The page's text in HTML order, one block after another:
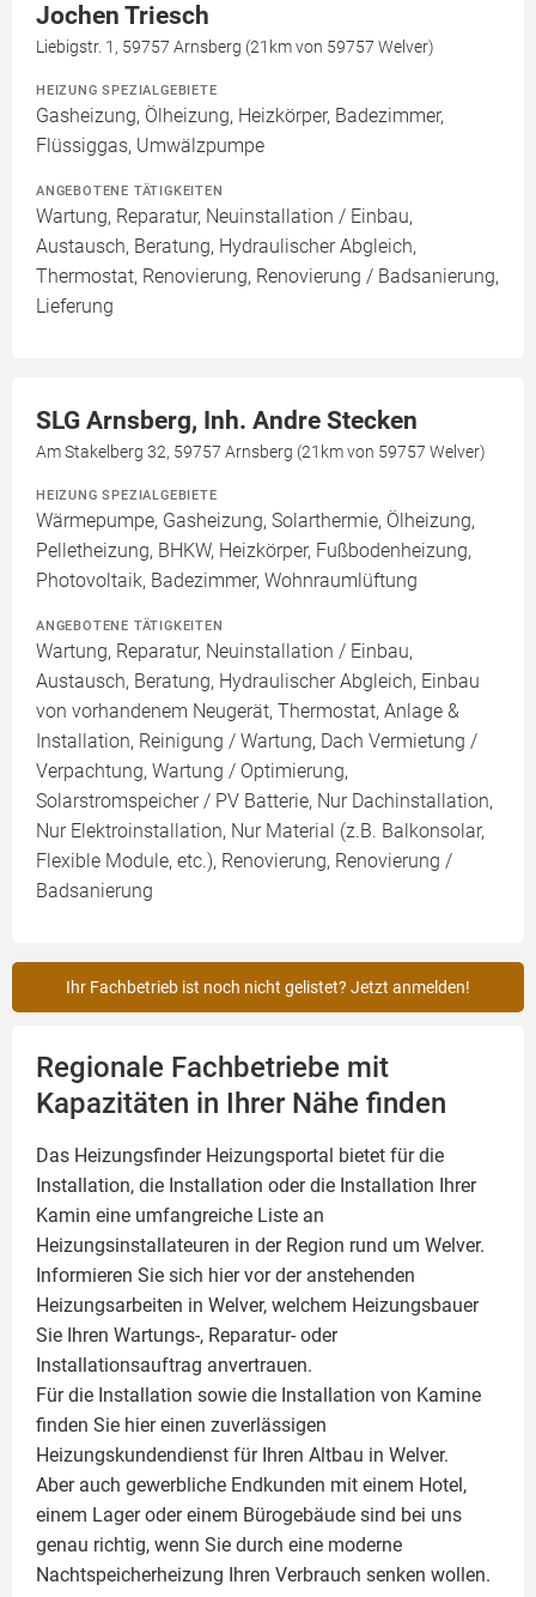
Jochen Triesch
Liebigstr. 1, 59757 Arnsberg (21km von 59757 Welver)
HEIZUNG SPEZIALGEBIETE
Gasheizung, Ölheizung, Heizkörper, Badezimmer,
Flüssiggas, Umwälzpumpe
ANGEBOTENE TÄTIGKEITEN
Wartung, Reparatur, Neuinstallation / Einbau,
Austausch, Beratung, Hydraulischer Abgleich,
Thermostat, Renovierung, Renovierung / Badsanierung,
Lieferung
SLG Arnsberg, Inh. Andre Stecken
Am Stakelberg 32, 59757 Arnsberg (21km von 59757 Welver)
HEIZUNG SPEZIALGEBIETE
Wärmepumpe, Gasheizung, Solarthermie, Ölheizung,
Pelletheizung, BHKW, Heizkörper, Fußbodenheizung,
Photovoltaik, Badezimmer, Wohnraumlüftung
ANGEBOTENE TÄTIGKEITEN
Wartung, Reparatur, Neuinstallation / Einbau,
Austausch, Beratung, Hydraulischer Abgleich, Einbau
von vorhandenem Neugerät, Thermostat, Anlage &
Installation, Reinigung / Wartung, Dach Vermietung /
Verpachtung, Wartung / Optimierung,
Solarstromspeicher / PV Batterie, Nur Dachinstallation,
Nur Elektroinstallation, Nur Material (z.B. Balkonsolar,
Flexible Module, etc.), Renovierung, Renovierung /
Badsanierung
Ihr Fachbetrieb ist noch nicht gelistet? Jetzt anmelden!
Regionale Fachbetriebe mit
Kapazitäten in Ihrer Nähe finden
Das Heizungsfinder Heizungsportal bietet für die
Installation, die Installation oder die Installation Ihrer
Kamin eine umfangreiche Liste an
Heizungsinstallateuren in der Region rund um Welver.
Informieren Sie sich hier vor der anstehenden
Heizungsarbeiten in Welver, welchem Heizungsbauer
Sie Ihren Wartungs-, Reparatur- oder
Installationsauftrag anvertrauen.
Für die Installation sowie die Installation von Kamine
finden Sie hier einen zuverlässigen
Heizungskundendienst für Ihren Altbau in Welver.
Aber auch gewerbliche Endkunden mit einem Hotel,
einem Lager oder einem Bürogebäude sind bei uns
genau richtig, wenn Sie durch eine moderne
Nachtspeicherheizung Ihren Verbrauch senken wollen.